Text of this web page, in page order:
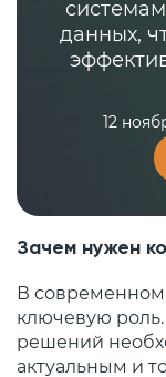
данных,
12
Зачем нужен
В современном
ключевую
решений
актуальным и